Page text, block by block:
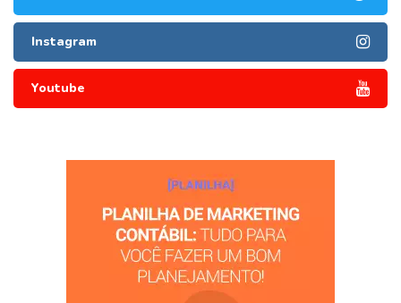
Instagram
Youtube